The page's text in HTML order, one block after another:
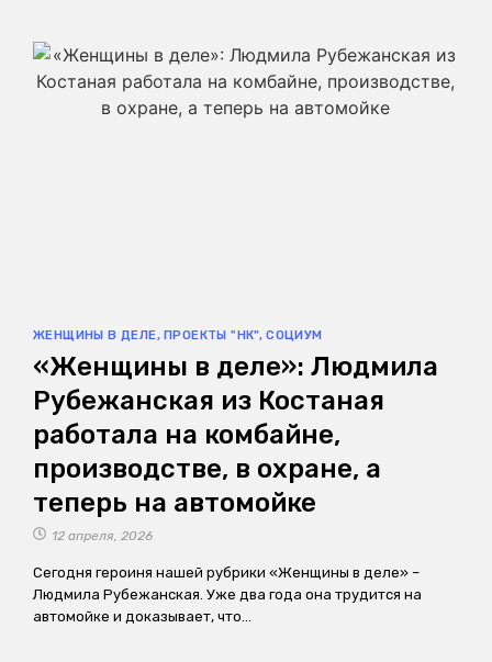
ЖЕНЩИНЫ В ДЕЛЕ, ПРОЕКТЫ "НК", СОЦИУМ
«Женщины в деле»: Людмила
Рубежанская из Костаная
работала на комбайне,
производстве, в охране, а
теперь на автомойке
12 апреля, 2026
Сегодня героиня нашей рубрики «Женщины в деле» –
Людмила Рубежанская. Уже два года она трудится на
автомойке и доказывает, что…